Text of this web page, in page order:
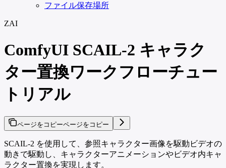
ファイル保存場所
ZAI
ComfyUI SCAIL-2 キャラク
ター置換ワークフローチュー
トリアル
ページをコピーページをコピー
SCAIL-2 を使用して、参照キャラクター画像を駆動ビデオの
動きで駆動し、キャラクターアニメーションやビデオ内キャ
ラクター置換を実現します。